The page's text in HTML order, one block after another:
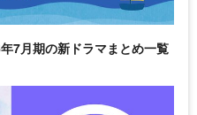
7月期の新ドラマまとめ一覧